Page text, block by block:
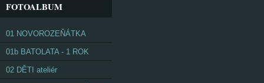
FOTOALBUM
01 NOVOROZEŇÁTKA
01b BATOLATA - 1 ROK
02 DĚTI ateliér